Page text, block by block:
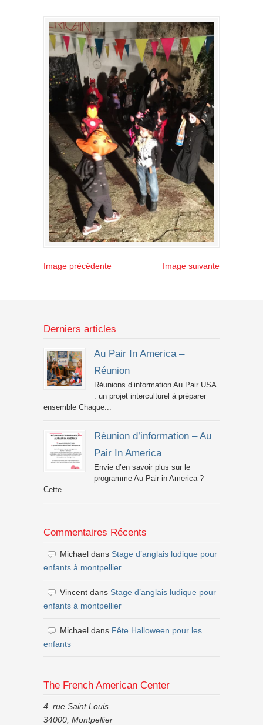
Image précédente Image suivante
Derniers articles
Au Pair In America –
Réunion
Réunions d’information Au Pair USA
: un projet interculturel à préparer
ensemble Chaque...
Réunion d’information – Au
Pair In America
Envie d’en savoir plus sur le
programme Au Pair in America ?
Cette...
Commentaires Récents
Michael dans Stage d’anglais ludique pour
enfants à montpellier
Vincent dans Stage d’anglais ludique pour
enfants à montpellier
Michael dans Fête Halloween pour les
enfants
The French American Center
4, rue Saint Louis
34000, Montpellier